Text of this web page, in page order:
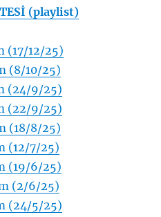
(playlist)
(17/12/25)
(8/10/25)
(24/9/25)
(22/9/25)
(18/8/25)
(12/7/25)
(19/6/25)
(2/6/25)
(24/5/25)